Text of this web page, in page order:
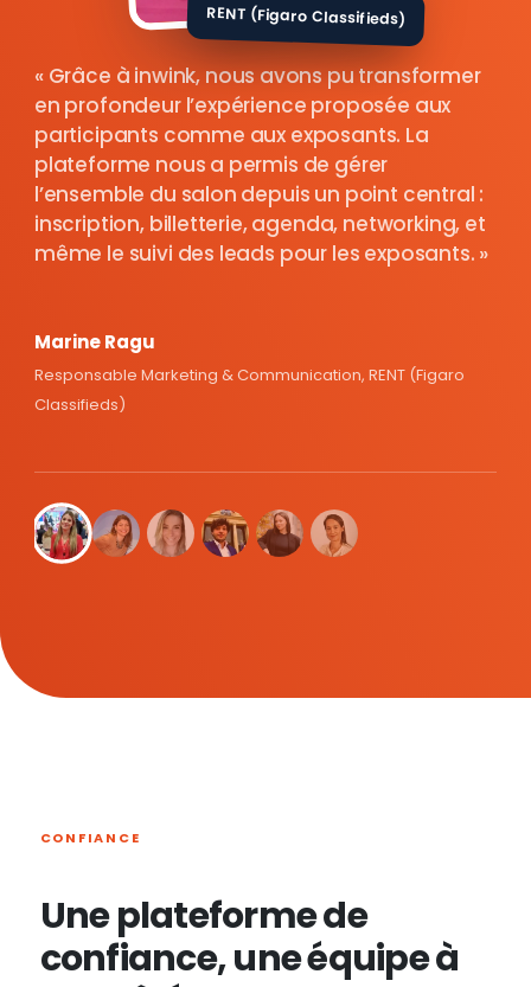
RENT (Figaro Classifieds)
Grâce à inwink, nous avons pu transformer
en profondeur l’expérience proposée aux
participants comme aux exposants. La
plateforme nous a permis de gérer
l’ensemble du salon depuis un point central :
inscription, billetterie, agenda, networking, et
même le suivi des leads pour les exposants.
Marine Ragu
Responsable Marketing & Communication, RENT (Figaro
Classifieds)
CONFIANCE
Une plateforme de
confiance, une équipe à